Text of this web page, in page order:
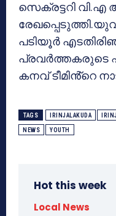
സെക്രട്ടറി വി.എ
പടിയൂർ
പ്രവർത്തകരുടെ
കനവ് ടീമിൻ്റെ
TAGS IRINJALAKUDA
NEWS YOUTH
Hot this week
Local News